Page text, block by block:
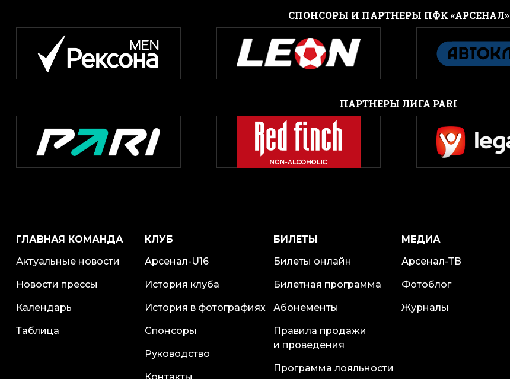
CПОНСОРЫ И ПАРТНЕРЫ ПФК «АРСЕНАЛ»
ПАРТНЕРЫ ЛИГА PARI
ГЛАВНАЯ КОМАНДА
Актуальные новости
Новости прессы
Календарь
Таблица
КЛУБ
Арсенал-U16
История клуба
История в фотографиях
Спонсоры
Руководство
БИЛЕТЫ
Билеты онлайн
Билетная программа
Абонементы
Правила продажи
и проведения
Программа лояльности
МЕДИА
Арсенал-ТВ
Фотоблог
Журналы